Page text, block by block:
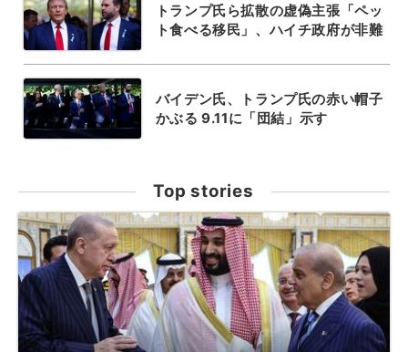
トランプ氏ら拡散の虚偽主張「ペッ
ト食べる移民」、ハイチ政府が非難
バイデン氏、トランプ氏の赤い帽子
かぶる 9.11に「団結」示す
Top stories